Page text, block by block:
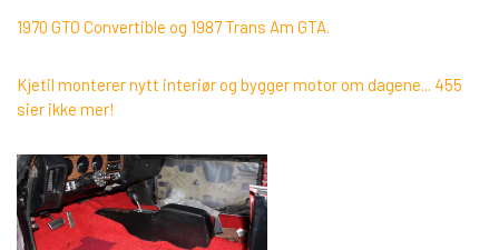
1970 GTO Convertible og 1987 Trans Am GTA.
Kjetil monterer nytt interiør og bygger motor om dagene... 455
sier ikke mer!